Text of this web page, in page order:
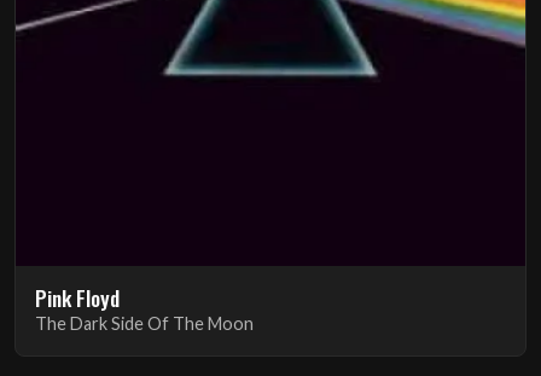
Pink Floyd
The Dark Side Of The Moon